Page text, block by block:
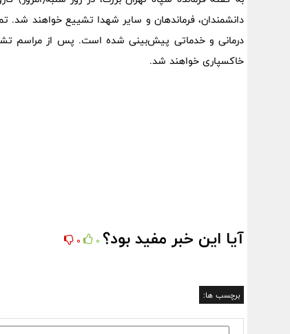
دانشمندان، فرماندهان و سایر شهدا تشییع خواهند شد.
درمانی و خدماتی پیش‌بینی شده است. پس از مراسم
خاکسپاری خواهند شد.
آیا این خبر مفید بود؟ 0
0
برچسب ها: